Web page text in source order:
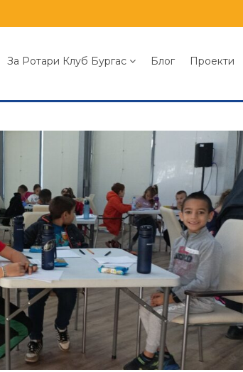
За Ротари Клуб Бургас Блог Проекти